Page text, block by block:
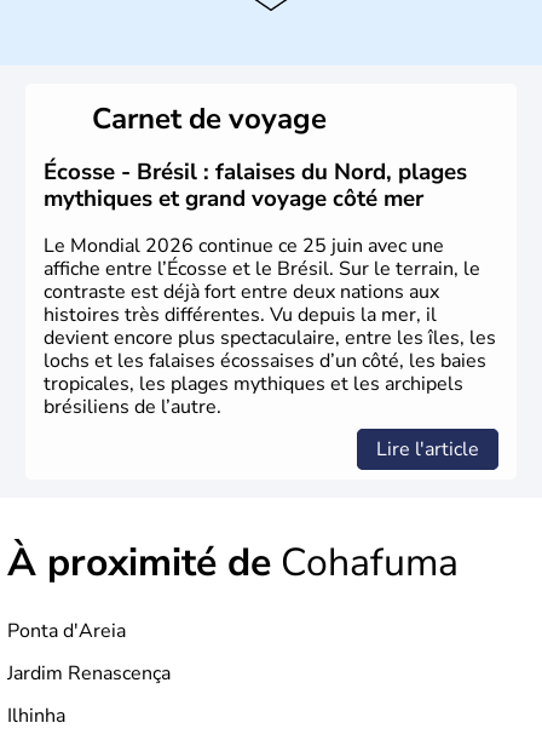
du Brésil ont été atteintes par le portugais Cabral en
1500. Durant le XVIe siècle, de très nombreux esclaves
venus d'Afrique ont permis une large exploitation des
ressources en sucre du pays.
Carnet de voyage
Écosse - Brésil : falaises du Nord, plages
mythiques et grand voyage côté mer
Le Mondial 2026 continue ce 25 juin avec une
affiche entre l’Écosse et le Brésil. Sur le terrain, le
contraste est déjà fort entre deux nations aux
histoires très différentes. Vu depuis la mer, il
devient encore plus spectaculaire, entre les îles, les
lochs et les falaises écossaises d’un côté, les baies
tropicales, les plages mythiques et les archipels
brésiliens de l’autre.
Lire l'article
À proximité de Cohafuma
Ponta d'Areia
Jardim Renascença
Ilhinha